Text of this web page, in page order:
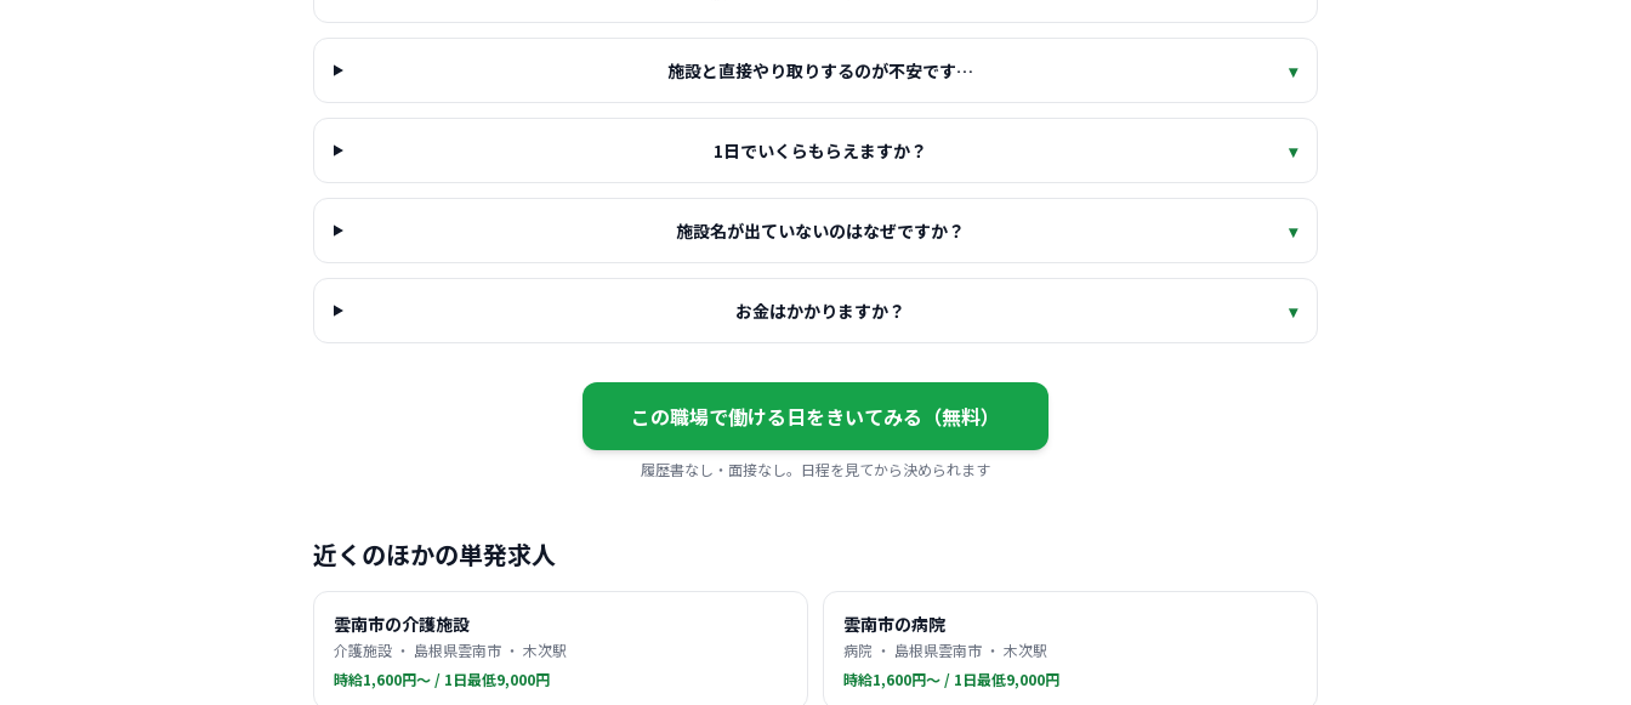
施設と直接やり取りするのが不安です… ▾
1日でいくらもらえますか？ ▾
施設名が出ていないのはなぜですか？ ▾
お金はかかりますか？ ▾
この職場で働ける日をきいてみる（無料）
履歴書なし・面接なし。日程を見てから決められます
近くのほかの単発求人
雲南市の介護施設
介護施設 ・ 島根県雲南市 ・ 木次駅
時給1,600円〜 / 1日最低9,000円
雲南市の病院
病院 ・ 島根県雲南市 ・ 木次駅
時給1,600円〜 / 1日最低9,000円